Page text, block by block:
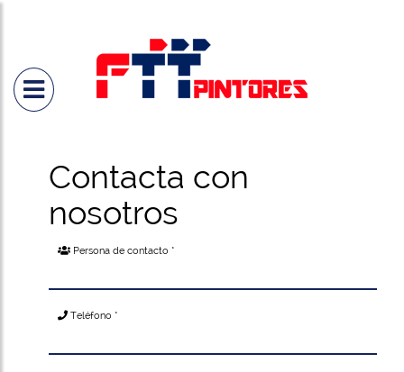
NOSOTROS
GENERAL
PINTURA
Contacta con
nosotros
Persona de contacto *
Teléfono *